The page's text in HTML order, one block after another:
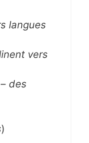
langues
vers
des
)